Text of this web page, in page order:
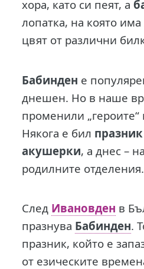
хора, като си пеят, а
лопатка, на която
цвят от различни
Бабинден е
днешен. Но в наше
променили „героите“
Някога е бил празник
акушерки, а днес –
родилните отделения.
След Ивановден в
празнува Бабинден.
празник, който е
от езическите